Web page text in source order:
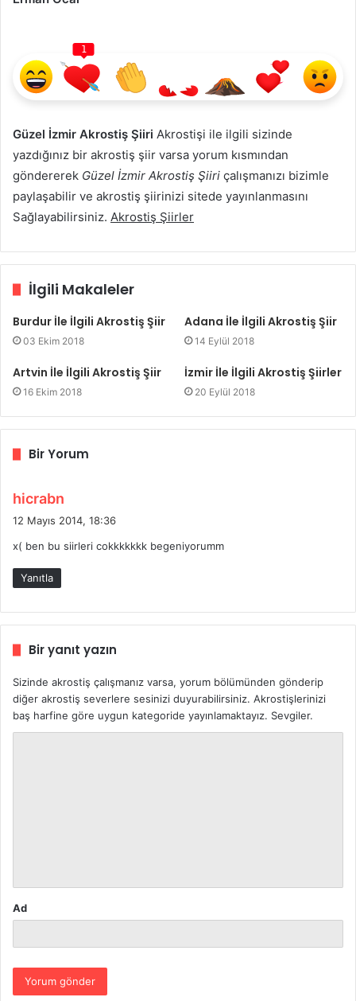
1
Güzel İzmir Akrostiş Şiiri Akrostişi ile ilgili sizinde
yazdığınız bir akrostiş şiir varsa yorum kısmından
göndererek Güzel İzmir Akrostiş Şiiri çalışmanızı bizimle
paylaşabilir ve akrostiş şiirinizi sitede yayınlanmasını
Sağlayabilirsiniz. Akrostiş Şiirler
İlgili Makaleler
Burdur İle İlgili Akrostiş Şiir
03 Ekim 2018
Adana İle İlgili Akrostiş Şiir
14 Eylül 2018
Artvin İle İlgili Akrostiş Şiir
16 Ekim 2018
İzmir İle İlgili Akrostiş Şiirler
20 Eylül 2018
Bir Yorum
hicrabn
e
i
12 Mayıs 2014, 18:36
x( ben bu siirleri cokkkkkkk begeniyorumm
Yanıtla
Bir yanıt yazın
Sizinde akrostiş çalışmanız varsa, yorum bölümünden gönderip
diğer akrostiş severlere sesinizi duyurabilirsiniz. Akrostişlerinizi
baş harfine göre uygun kategoride yayınlamaktayız. Sevgiler.
Ad